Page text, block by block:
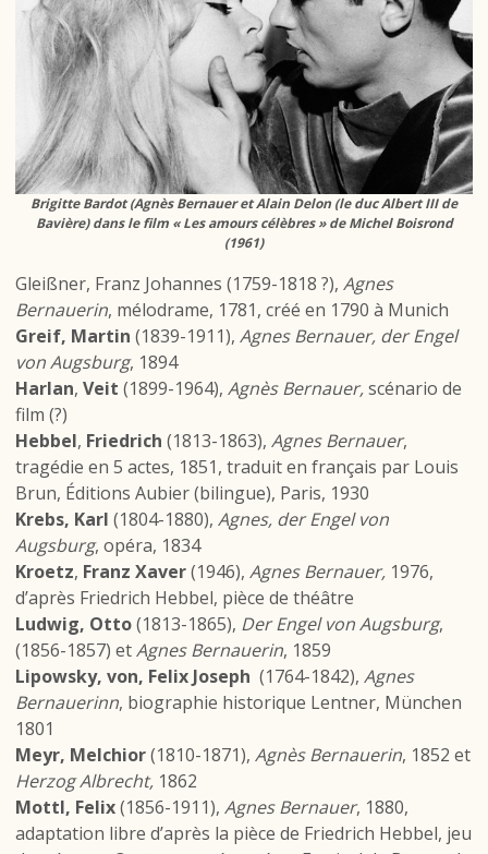
Brigitte Bardot (Agnès Bernauer et Alain Delon (le duc Albert III de
Bavière) dans le film « Les amours célèbres » de Michel Boisrond
(1961)
Gleißner, Franz Johannes (1759-1818 ?), Agnes
Bernauerin, mélodrame, 1781, créé en 1790 à Munich
Greif, Martin (1839-1911), Agnes Bernauer, der Engel
von Augsburg, 1894
Harlan, Veit (1899-1964), Agnès Bernauer,scénario de
film (?)
Hebbel, Friedrich (1813-1863), Agnes Bernauer,
tragédie en 5 actes, 1851, traduit en français par Louis
Brun, Éditions Aubier (bilingue), Paris, 1930
Krebs, Karl (1804-1880), Agnes, der Engel von
Augsburg, opéra, 1834
Kroetz, Franz Xaver(1946), Agnes Bernauer, 1976,
d’après Friedrich Hebbel, pièce de théâtre
Ludwig, Otto(1813-1865), Der Engel von Augsburg,
(1856-1857) etAgnes Bernauerin, 1859
Lipowsky, von, Felix Joseph (1764-1842), Agnes
Bernauerinn, biographie historique Lentner, München
1801
Meyr, Melchior(1810-1871), Agnès Bernauerin, 1852 et
Herzog Albrecht, 1862
Mottl, Felix(1856-1911), Agnes Bernauer, 1880,
adaptation libre d’après la pièce de Friedrich Hebbel, jeu